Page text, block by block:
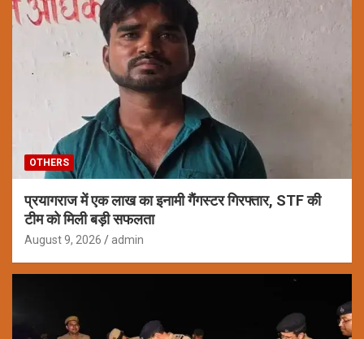
OTHERS
प्रयागराज में एक लाख का इनामी गैंगस्टर गिरफ्तार, STF की
टीम को मिली बड़ी सफलता
August 9, 2026 admin